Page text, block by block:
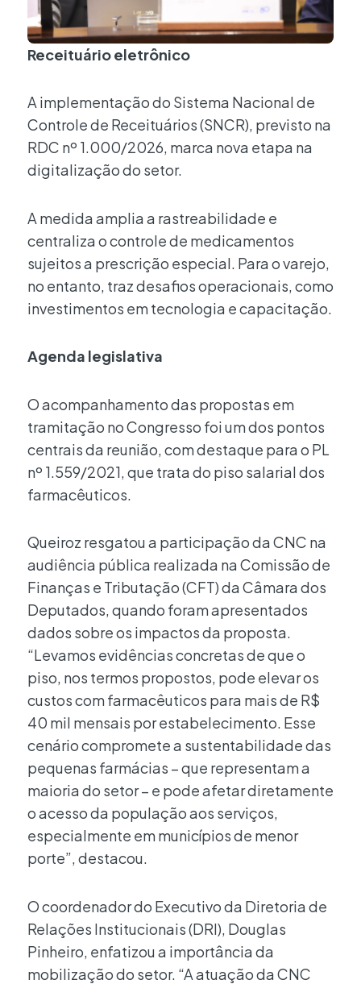
Receituário eletrônico
A implementação do Sistema Nacional de
Controle de Receituários (SNCR), previsto na
RDC nº 1.000/2026, marca nova etapa na
digitalização do setor.
A medida amplia a rastreabilidade e
centraliza o controle de medicamentos
sujeitos a prescrição especial. Para o varejo,
no entanto, traz desafios operacionais, como
investimentos em tecnologia e capacitação.
Agenda legislativa
O acompanhamento das propostas em
tramitação no Congresso foi um dos pontos
centrais da reunião, com destaque para o PL
nº 1.559/2021, que trata do piso salarial dos
farmacêuticos.
Queiroz resgatou a participação da CNC na
audiência pública realizada na Comissão de
Finanças e Tributação (CFT) da Câmara dos
Deputados, quando foram apresentados
dados sobre os impactos da proposta.
“Levamos evidências concretas de que o
piso, nos termos propostos, pode elevar os
custos com farmacêuticos para mais de R$
40 mil mensais por estabelecimento. Esse
cenário compromete a sustentabilidade das
pequenas farmácias – que representam a
maioria do setor – e pode afetar diretamente
o acesso da população aos serviços,
especialmente em municípios de menor
porte”, destacou.
O coordenador do Executivo da Diretoria de
Relações Institucionais (DRI), Douglas
Pinheiro, enfatizou a importância da
mobilização do setor. “A atuação da CNC